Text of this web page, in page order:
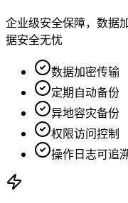
企业级安全保障，数据
据安全无忧
数据加密传输
定期自动备份
异地容灾备份
权限访问控制
操作日志可追